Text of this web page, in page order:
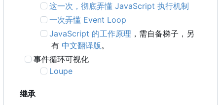
这一次，彻底弄懂 JavaScript 执行机制
一次弄懂 Event Loop
JavaScript 的工作原理 ，需自备梯子，另
有 中文翻译版。
事件循环可视化
Loupe
继承